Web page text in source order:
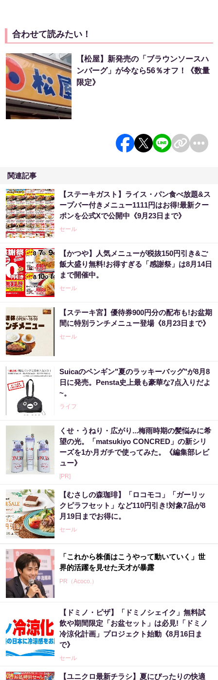
合わせて読みたい！
【松屋】新発売の「ブラウンソースハ
ンバーグ」が今なら56％オフ！《数量
限定》
関連記事
【ステーキガスト】ライス・パン食べ放題&ス
ープバー付きメニュー1111円はお得!最新クー
ポンを公式Xで公開中《9月23日まで》
セール
【かつや】人気メニューが税抜150円引き&ご
飯大盛り無料!お得すぎる「感謝祭」は8月14日
まで開催中。
セール
【ステーキ宮】優待券900円分の配布も!お盆期
間に特別ランチメニュー登場《8月23日まで》
セール
Suicaのペンギン"夏のラッキーバッグ"が8月8
日に発売。Pensta史上最も豪華な7点入りだよ
~。
ライフ
くせ・うねり・広がり...梅雨時期の髪悩みに希
望の光。「matsukiyo CONCRED」の新シリ
ーズを1か月ガチで使ってみた。《編集部レビ
ュー》
[PR]
【むさしの森珈琲】「ロコモコ」「ガーリッ
クピラフセット」など110円引き!対象7品が8
月19日までお得に。
セール
「これから株価はこうやって動いていく」世
界的活躍を見せた天才が暴露
PR（Acoco.）
「これから株価はこうやって動いていく」日
本株を海外から操っていた張本人が暴露
PR（Acoco.）
「SNSでも話題」60代から宝くじ運が変わる
【ドミノ・ピザ】「ドミノシェイク」無料試
飲や期間限定「お盆セット」は必見!「ドミノ
冷涼化計画」プロジェクト始動《8月16日ま
で》
セール
【ユニクロ最新チラシ】夏にぴったりの快適